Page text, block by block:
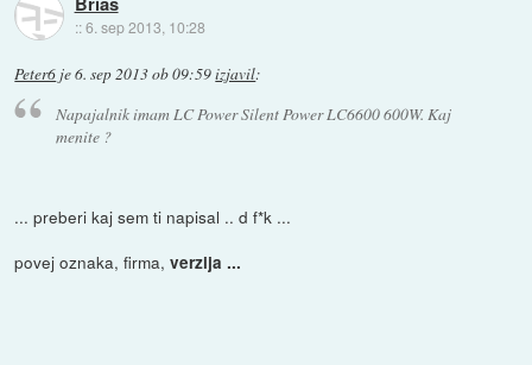
::6. sep 2013, 10:28
Peter6 je6. sep 2013 ob 09:59izjavil:
Napajalnik imam LC Power Silent Power LC6600 600W. Kaj
menite ?
... preberi kaj sem ti napisal .. d f*k ...
povej oznaka, firma,verzija ...